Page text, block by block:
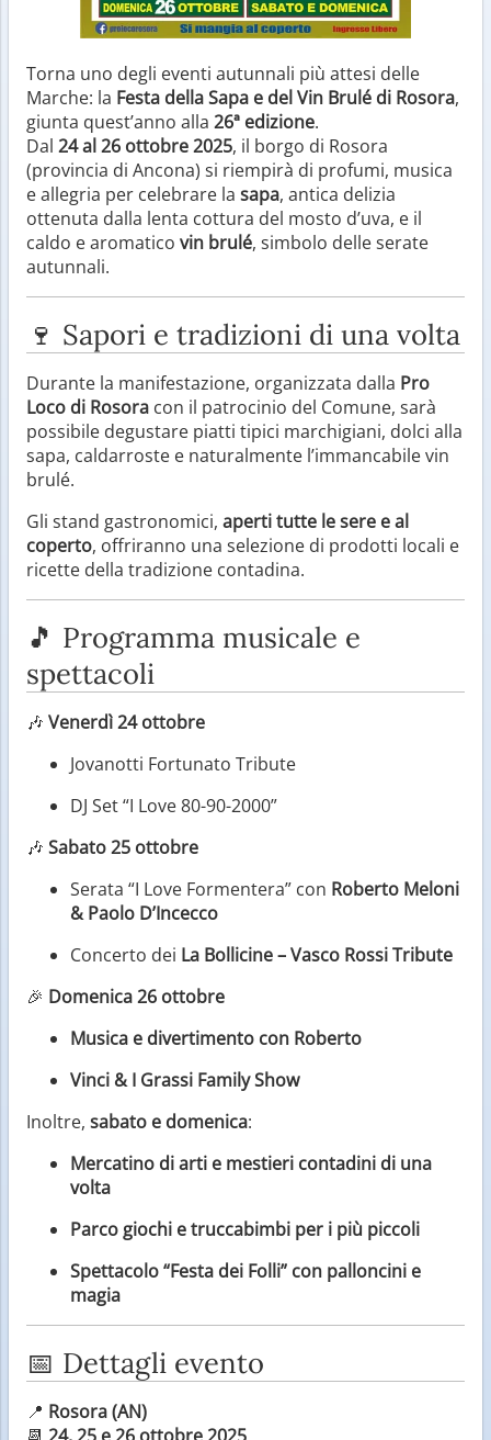
Torna uno degli eventi autunnali più attesi delle
Marche: la Festa della Sapa e del Vin Brulé di Rosora,
giunta quest’anno alla 26ª edizione.
Dal 24 al 26 ottobre 2025, il borgo di Rosora
(provincia di Ancona) si riempirà di profumi, musica
e allegria per celebrare la sapa, antica delizia
ottenuta dalla lenta cottura del mosto d’uva, e il
caldo e aromatico vin brulé, simbolo delle serate
autunnali.
🍷 Sapori e tradizioni di una volta
Durante la manifestazione, organizzata dalla Pro
Loco di Rosora con il patrocinio del Comune, sarà
possibile degustare piatti tipici marchigiani, dolci alla
sapa, caldarroste e naturalmente l’immancabile vin
brulé.
Gli stand gastronomici, aperti tutte le sere e al
coperto, offriranno una selezione di prodotti locali e
ricette della tradizione contadina.
🎵 Programma musicale e
spettacoli
🎶 Venerdì 24 ottobre
Jovanotti Fortunato Tribute
DJ Set “I Love 80-90-2000”
🎶 Sabato 25 ottobre
Serata “I Love Formentera” con Roberto Meloni
& Paolo D’Incecco
Concerto dei La Bollicine – Vasco Rossi Tribute
🎉 Domenica 26 ottobre
Musica e divertimento con Roberto
Vinci & I Grassi Family Show
Inoltre, sabato e domenica:
Mercatino di arti e mestieri contadini di una
volta
Parco giochi e truccabimbi per i più piccoli
Spettacolo “Festa dei Folli” con palloncini e
magia
📅 Dettagli evento
📍 Rosora (AN)
📆 24, 25 e 26 ottobre 2025